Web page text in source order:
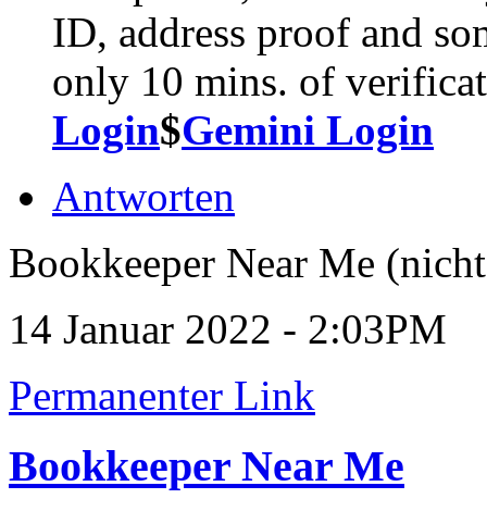
ID, address proof and
only 10 mins. of
Login$Gemini Login
Antworten
Bookkeeper Near Me
14 Januar 2022 - 2:03PM
Permanenter Link
Bookkeeper Near Me